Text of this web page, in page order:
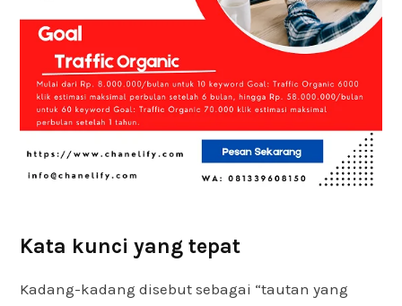
Kata kunci yang tepat
Kadang-kadang disebut sebagai “tautan yang